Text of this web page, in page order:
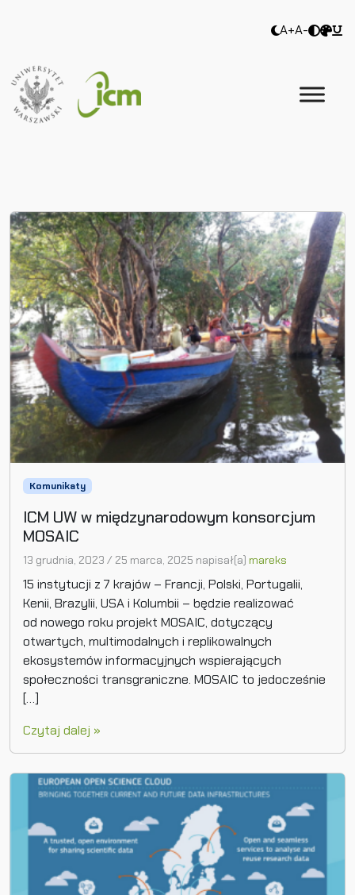
A+A-
Komunikaty
ICM UW w międzynarodowym konsorcjum
MOSAIC
13 grudnia, 2023 / 25 marca, 2025 napisał(a) mareks
15 instytucji z 7 krajów – Francji, Polski, Portugalii,
Kenii, Brazylii, USA i Kolumbii – będzie realizować
od nowego roku projekt MOSAIC, dotyczący
otwartych, multimodalnych i replikowalnych
ekosystemów informacyjnych wspierających
społeczności transgraniczne. MOSAIC to jedocześnie
[…]
Czytaj dalej »